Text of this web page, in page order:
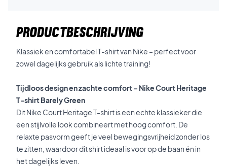
PRODUCTBESCHRIJVING
Klassiek en comfortabel T-shirt van Nike – perfect voor
zowel dagelijks gebruik als lichte training!
Tijdloos design en zachte comfort – Nike Court Heritage
T-shirt Barely Green
Dit Nike Court Heritage T-shirt is een echte klassieker die
een stijlvolle look combineert met hoog comfort. De
relaxte pasvorm geeft je veel bewegingsvrijheid zonder los
te zitten, waardoor dit shirt ideaal is voor op de baan én in
het dagelijks leven.